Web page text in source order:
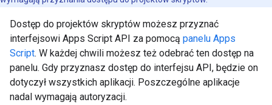
Dostęp do projektów skryptów możesz przyznać
interfejsowi Apps Script API za pomocą panelu Apps
Script. W każdej chwili możesz też odebrać ten dostęp na
panelu. Gdy przyznasz dostęp do interfejsu API, będzie on
dotyczył wszystkich aplikacji. Poszczególne aplikacje
nadal wymagają autoryzacji.